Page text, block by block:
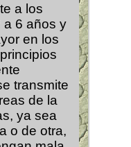
a los
a 6 años y
en los
transmite
de la
ya sea
o de otra,